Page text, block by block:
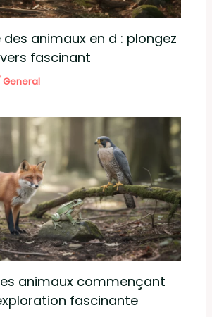
animaux en d : plongez
fascinant
General
animaux commençant
fascinante